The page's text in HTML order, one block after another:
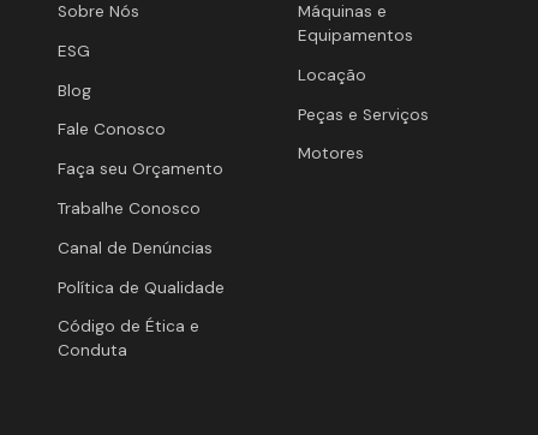
Sobre Nós
ESG
Blog
Fale Conosco
Faça seu Orçamento
Trabalhe Conosco
Canal de Denúncias
Política de Qualidade
Código de Ética e
Conduta
Máquinas e
Equipamentos
Locação
Peças e Serviços
Motores